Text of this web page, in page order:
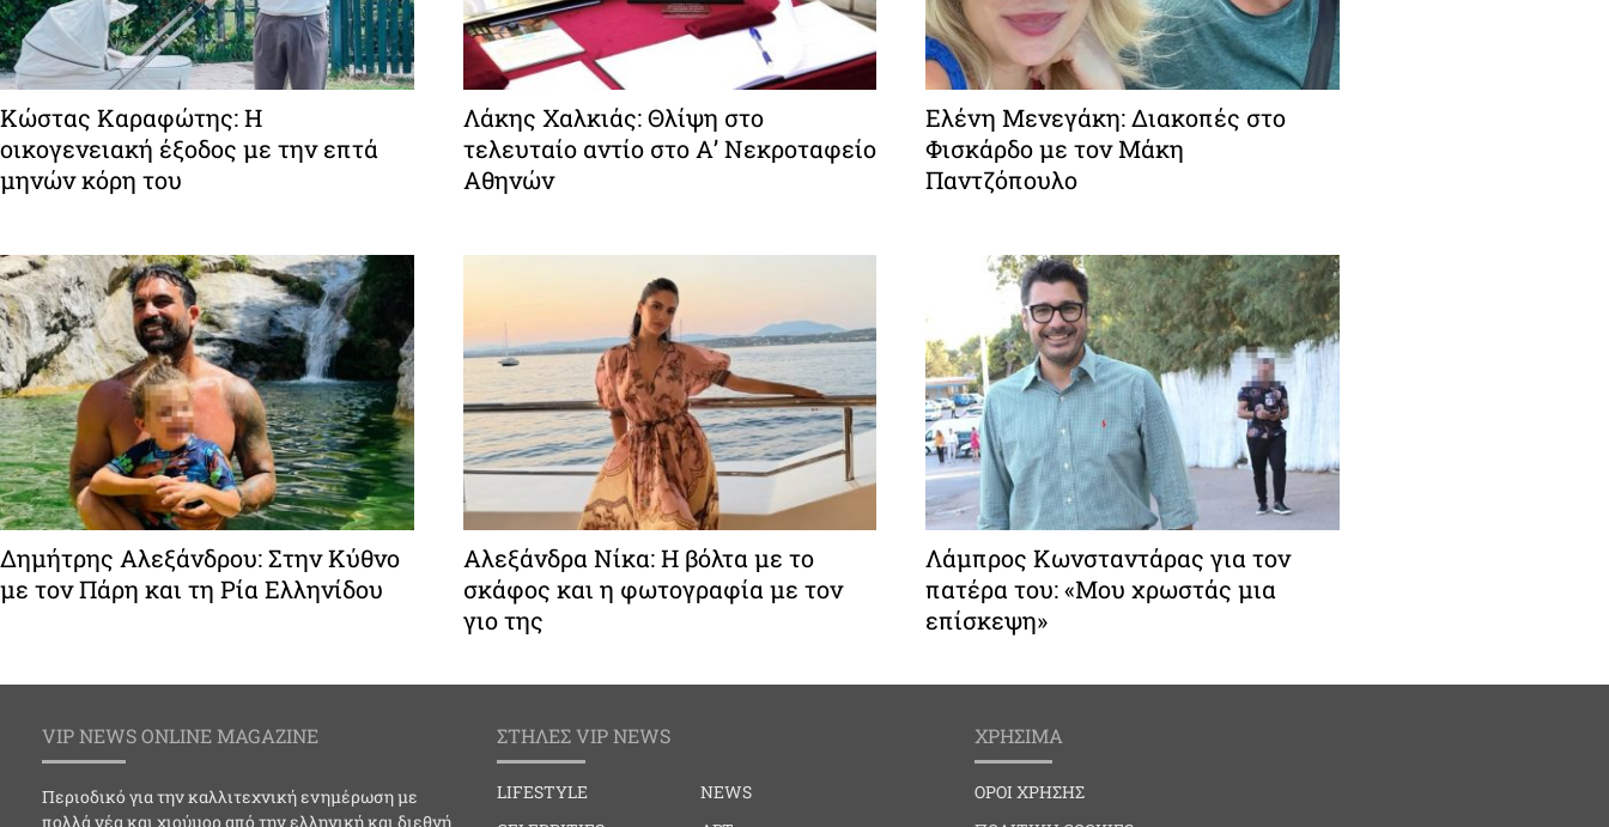
Κώστας Καραφώτης: Η
οικογενειακή έξοδος με την επτά
μηνών κόρη του
Λάκης Χαλκιάς: Θλίψη στο
τελευταίο αντίο στο Α’ Νεκροταφείο
Αθηνών
Ελένη Μενεγάκη: Διακοπές στο
Φισκάρδο με τον Μάκη
Παντζόπουλο
Δημήτρης Αλεξάνδρου: Στην Κύθνο
με τον Πάρη και τη Ρία Ελληνίδου
Αλεξάνδρα Νίκα: Η βόλτα με το
σκάφος και η φωτογραφία με τον
γιο της
Λάμπρος Κωνσταντάρας για τον
πατέρα του: «Μου χρωστάς μια
επίσκεψη»
VIP NEWS ONLINE MAGAZINE
Περιοδικό για την καλλιτεχνική ενημέρωση με
πολλά νέα και χιούμορ από την ελληνική και διεθνή
ΣΤΗΛΕΣ VIP NEWS
LIFESTYLE
NEWS
ΧΡΗΣΙΜΑ
ΟΡΟΙ ΧΡΗΣΗΣ